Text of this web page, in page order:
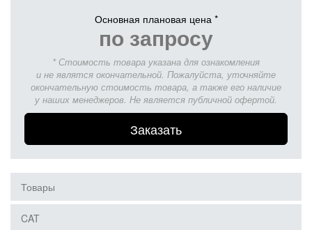
Основная плановая цена *
по запросу
* Стоимость товара указана для ознакомления
и не являтся окончательной. Пожалуйста, уточняйте
окончательную стоимость товара, а также его наличие
у наших менеджеров. Не является публичной офертой.
Заказать
Товары
CAT